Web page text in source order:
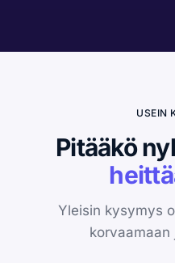
USEIN
Pitääkö
Yleisin kysymys
korvaamaan